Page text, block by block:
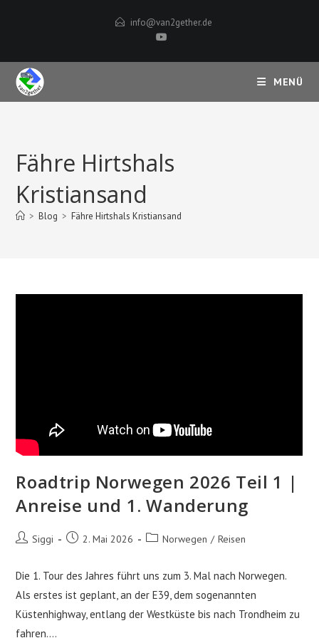
info@van2gether.de
MENÜ
Fähre Hirtshals
Kristiansand
> Blog > Fähre Hirtshals Kristiansand
Roadtrip Norwegen 2026 Teil 1 |
Anreise und 1. Wanderung
Beitrags-
Siggi
Beitrag2. Mai 2026
Beitrags-
Norwegen / Reisen
Die 1. Tour des Jahres führt uns zum 3. Mal nach Norwegen.
Als erstes ist geplant, an der E39, dem sogenannten
Küstenhighway, entlang der Westküste bis nach Trondheim zu
fahren.…